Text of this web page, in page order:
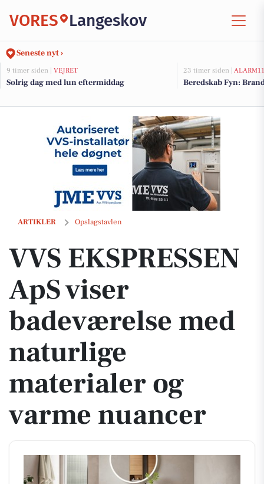
VORES Langeskov
Seneste nyt ›
9 timer siden | VEJRET
Solrig dag med lun eftermiddag
23 timer siden |
Beredskab Fyn:
ARTIKLER Opslagstavlen
VVS EKSPRESSEN ApS viser badeværelse med naturlige materialer
VVS EKSPRESSEN
ApS viser
badeværelse med
naturlige
materialer og
varme nuancer